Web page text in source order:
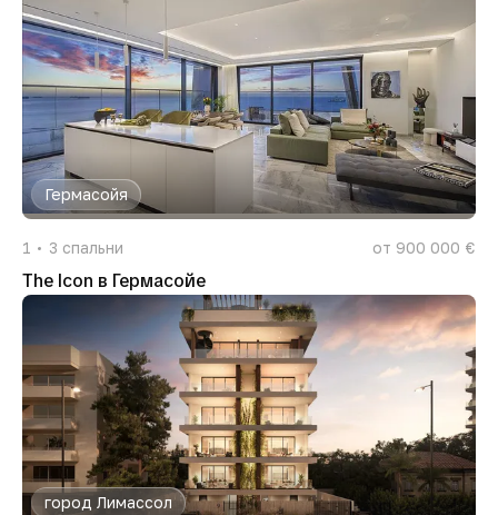
Гермасойя
1 3 спальни от 900 000 €
The Icon в Гермасойе
город Лимассол